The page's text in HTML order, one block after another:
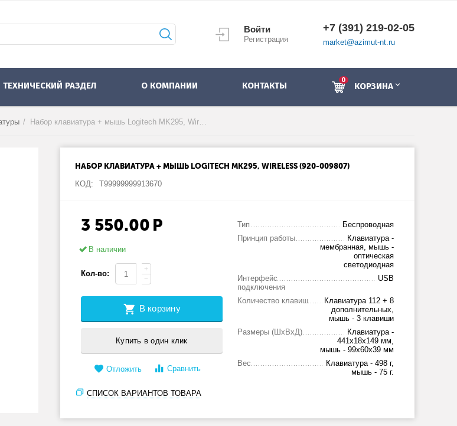
Войти
Регистрация
+7 (391) 219-02-05
market@azimut-nt.ru
ТЕХНИЧЕСКИЙ РАЗДЕЛ О КОМПАНИИ КОНТАКТЫ
0
КОРЗИНА
/ Набор клавиатура + мышь Logitech MK295, Wireless (920-009807)
НАБОР КЛАВИАТУРА + МЫШЬ LOGITECH MK295, WIRELESS (920-009807)
КОД:
Т99999999913670
3 550.00 Р
В наличии
Кол-во:
+
−
В корзину
Купить в один клик
Отложить Сравнить
Тип
Беспроводная
Принцип работы
Клавиатура -
мембранная, мышь -
оптическая
светодиодная
Интерфейс
подключения
USB
Количество клавиш
Клавиатура 112 + 8
дополнительных,
мышь - 3 клавиши
Размеры (ШxВxД)
Клавиатура -
441x18x149 мм,
мышь - 99x60x39 мм
Вес
Клавиатура - 498 г,
мышь - 75 г.
СПИСОК ВАРИАНТОВ ТОВАРА